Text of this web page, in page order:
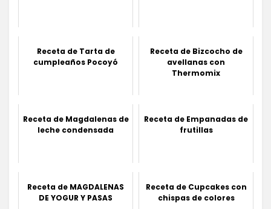
Receta de Tarta de
cumpleaños Pocoyó
Receta de Bizcocho de
avellanas con
Thermomix
Receta de Magdalenas de
leche condensada
Receta de Empanadas de
frutillas
Receta de MAGDALENAS
DE YOGUR Y PASAS
Receta de Cupcakes con
chispas de colores